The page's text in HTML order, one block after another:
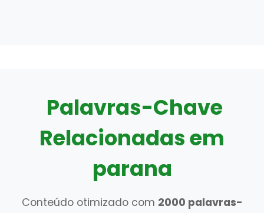
Palavras-Chave
Relacionadas em
parana
Conteúdo otimizado com 2000 palavras-